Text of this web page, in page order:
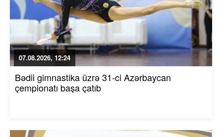
07.08.2026, 12:24
Bədii gimnastika üzrə 31-ci Azərbaycan
çempionatı başa çatıb